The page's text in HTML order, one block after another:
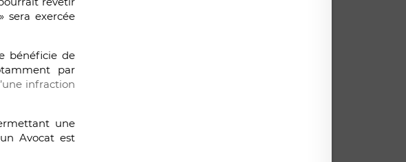
sera exercée
bénéficie de
par
infraction
une
Avocat est